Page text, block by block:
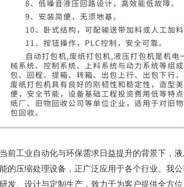
前工业自动化与环保需求日益提升的背景下，
的压缩处理设备，正广泛应用于各个行业。我
发、设计与定制生产，致力于为客户提供全方